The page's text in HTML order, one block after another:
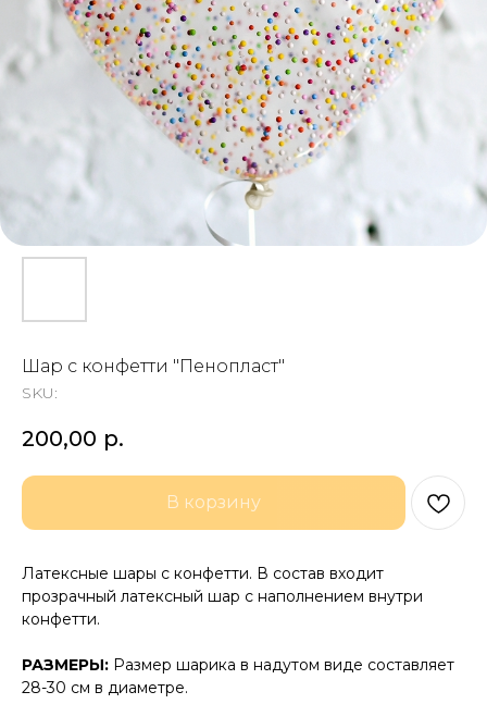
Шар с конфетти "Пенопласт"
SKU:
200,00 р.
В корзину
Латексные шары с конфетти. В состав входит
прозрачный латексный шар с наполнением внутри
конфетти.
РАЗМЕРЫ: Размер шарика в надутом виде составляет
28-30 см в диаметре.